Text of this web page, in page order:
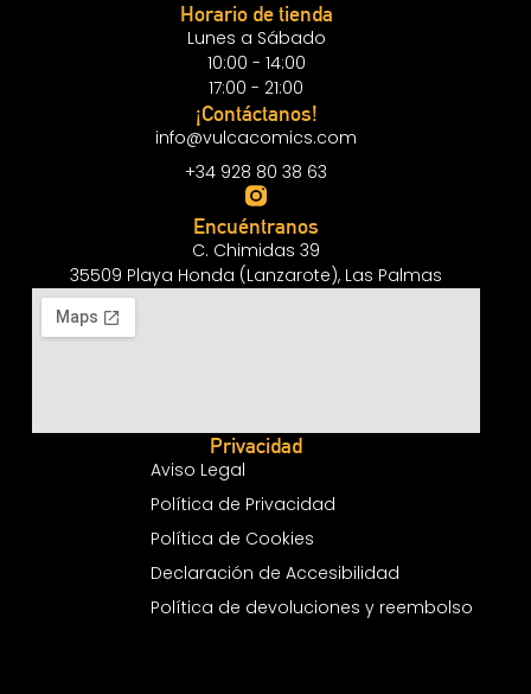
Horario de tienda
Lunes a Sábado
10:00 - 14:00
17:00 - 21:00
¡Contáctanos!
info@vulcacomics.com
+34 928 80 38 63
Encuéntranos
C. Chimidas 39
35509 Playa Honda (Lanzarote), Las Palmas
Privacidad
Aviso Legal
Política de Privacidad
Política de Cookies
Declaración de Accesibilidad
Política de devoluciones y reembolso